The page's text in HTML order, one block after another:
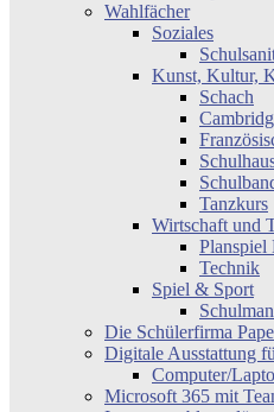
Wahlfächer
Soziales
Kunst, Kultur,
Schach
Tanzkurs
Wirtschaft und
Planspiel
Technik
Spiel & Sport
Die Schülerfirma
Digitale Ausstattung
Computer/
Microsoft 365 mit